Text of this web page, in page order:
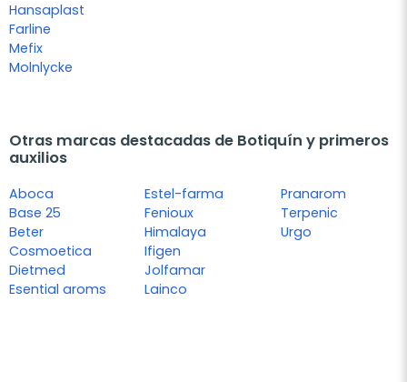
Hansaplast
Farline
Mefix
Molnlycke
Otras marcas destacadas de Botiquín y primeros
auxilios
Aboca
Base 25
Beter
Cosmoetica
Dietmed
Esential aroms
Estel-farma
Fenioux
Himalaya
Ifigen
Jolfamar
Lainco
Pranarom
Terpenic
Urgo